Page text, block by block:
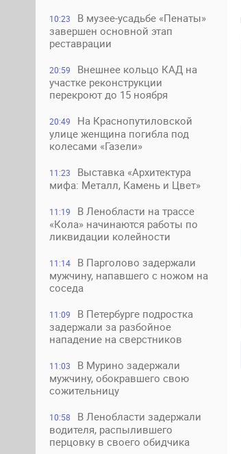
10:23
В музее-усадьбе «Пенаты»
завершен основной этап
реставрации
20:59
Внешнее кольцо КАД на
участке реконструкции
перекроют до 15 ноября
20:49
На Краснопутиловской
улице женщина погибла под
колесами «Газели»
11:23
Выставка «Архитектура
мифа: Металл, Камень и Цвет»
11:19
В Ленобласти на трассе
«Кола» начинаются работы по
ликвидации колейности
11:14
В Парголово задержали
мужчину, напавшего с ножом на
соседа
11:09
В Петербурге подростка
задержали за разбойное
нападение на сверстников
11:03
В Мурино задержали
мужчину, обокравшего свою
сожительницу
10:58
В Ленобласти задержали
водителя, распылившего
перцовку в своего обидчика